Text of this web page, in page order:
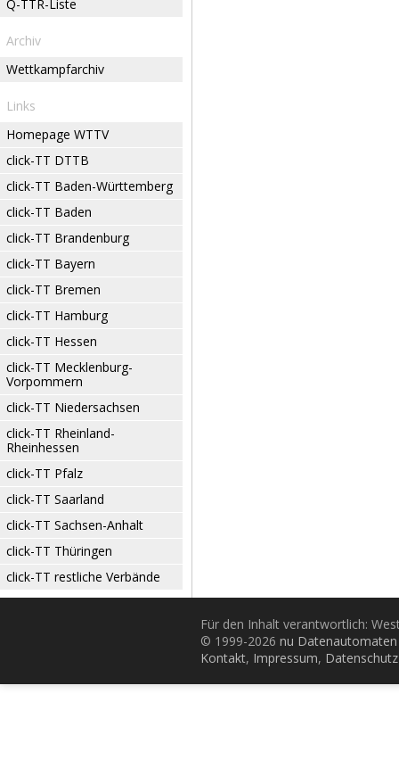
Q-TTR-Liste
Archiv
Wettkampfarchiv
Links
Homepage WTTV
click-TT DTTB
click-TT Baden-Württemberg
click-TT Baden
click-TT Brandenburg
click-TT Bayern
click-TT Bremen
click-TT Hamburg
click-TT Hessen
click-TT Mecklenburg-
Vorpommern
click-TT Niedersachsen
click-TT Rheinland-
Rheinhessen
click-TT Pfalz
click-TT Saarland
click-TT Sachsen-Anhalt
click-TT Thüringen
click-TT restliche Verbände
Für den Inhalt verantwortlich:
© 1999-2026 nu
Kontakt, Impressum, Datenschutz